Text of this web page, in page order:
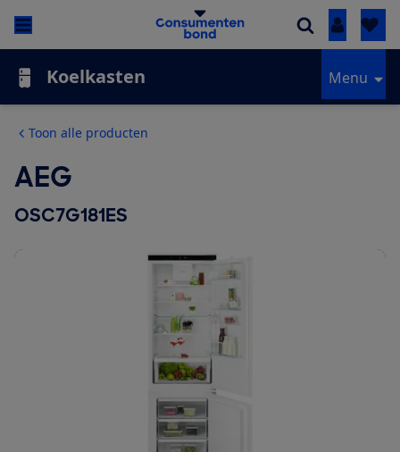
Inloggen
Koelkasten Menu
Toon alle producten
AEG
OSC7G181ES